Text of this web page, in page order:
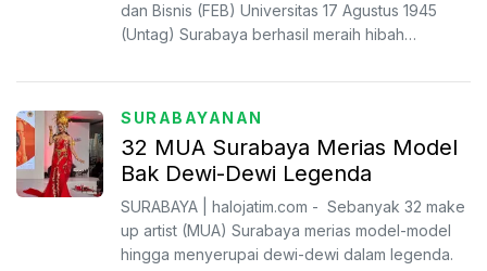
dan Bisnis (FEB) Universitas 17 Agustus 1945
(Untag) Surabaya berhasil meraih hibah
SURABAYANAN
32 MUA Surabaya Merias Model
Bak Dewi-Dewi Legenda
SURABAYA | halojatim.com - Sebanyak 32 make
up artist (MUA) Surabaya merias model-model
hingga menyerupai dewi-dewi dalam legenda.